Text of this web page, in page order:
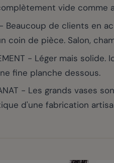
vide comme
- Beaucoup de clients
coin de pièce. Salon,
- Léger mais
fine planche dessous.
- Les grands
d'une fabrication